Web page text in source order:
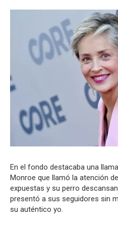
En el fondo destacaba una
Monroe que llamó la atención
expuestas y su perro
presentó a sus seguidores sin
su auténtico yo.